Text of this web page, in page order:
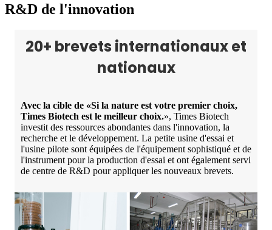
R&D de l'innovation
20+ brevets internationaux et
nationaux
Avec la cible de «Si la nature est votre premier choix,
Times Biotech est le meilleur choix.», Times Biotech
investit des ressources abondantes dans l'innovation, la
recherche et le développement. La petite usine d'essai et
l'usine pilote sont équipées de l'équipement sophistiqué et de
l'instrument pour la production d'essai et ont également servi
de centre de R&D pour appliquer les nouveaux brevets.